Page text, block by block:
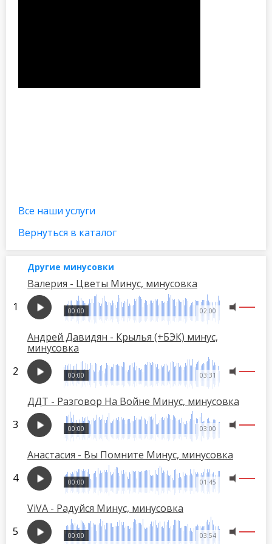
Все наши услуги
Вернуться в каталог
Другие минусовки
Валерия - Цветы Минус, минусовка
02:00
00:00
Андрей Давидян - Крылья (+БЭК) минус,
минусовка
03:31
00:00
ДДТ - Разговор На Войне Минус, минусовка
03:00
00:00
Анастасия - Вы Помните Минус, минусовка
01:45
00:00
ViVA - Радуйся Минус, минусовка
03:54
00:00